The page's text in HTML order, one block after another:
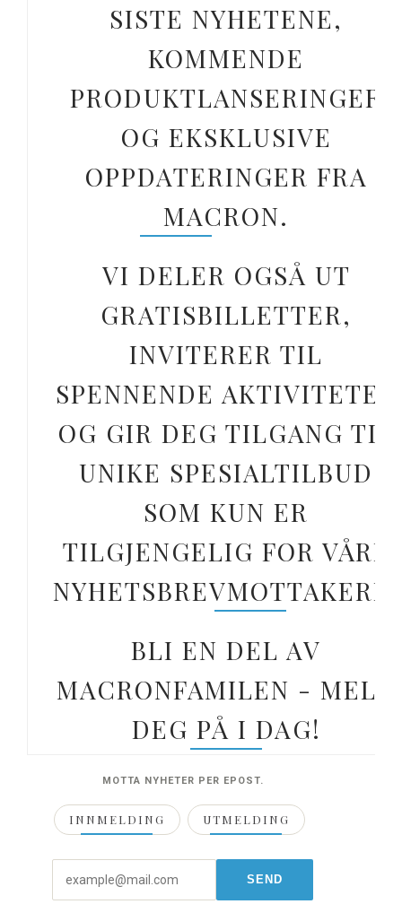
SISTE NYHETENE,
KOMMENDE
PRODUKTLANSERINGER
OG EKSKLUSIVE
OPPDATERINGER FRA
MACRON.
VI DELER OGSÅ UT
GRATISBILLETTER,
INVITERER TIL
SPENNENDE AKTIVITETER
OG GIR DEG TILGANG TIL
UNIKE SPESIALTILBUD
SOM KUN ER
TILGJENGELIG FOR VÅRE
NYHETSBREVMOTTAKERE.
BLI EN DEL AV
MACRONFAMILEN - MELD
DEG PÅ I DAG!
MOTTA NYHETER PER EPOST.
INNMELDING UTMELDING